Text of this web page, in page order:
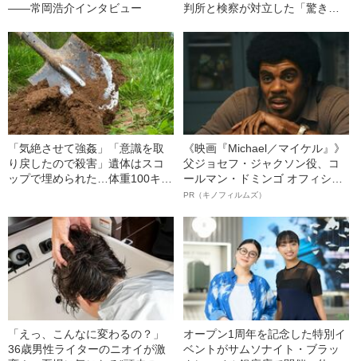
――常岡浩介インタビュー
判所と検察が対立した「驚きの
「気絶させて強姦」「意識を取
り戻したので殺害」遺体はスコ
ップで埋められた…体重100キロ
件）
《映画『Michael／マイケル』》
父ジョセフ・ジャクソン役、コ
ールマン・ドミンゴ オフィシャ
ルインタビュー“観客を魅了した
語る”《日本興収70億円突破》
PR（キノフィルムズ）
「えっ、こんなに変わるの？」
36歳男性ライターのニオイが激
オープン1周年を記念した特別イ
ベントがサムソナイト・ブラッ